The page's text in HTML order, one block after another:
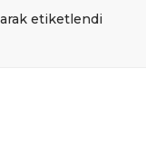
etiketlendi